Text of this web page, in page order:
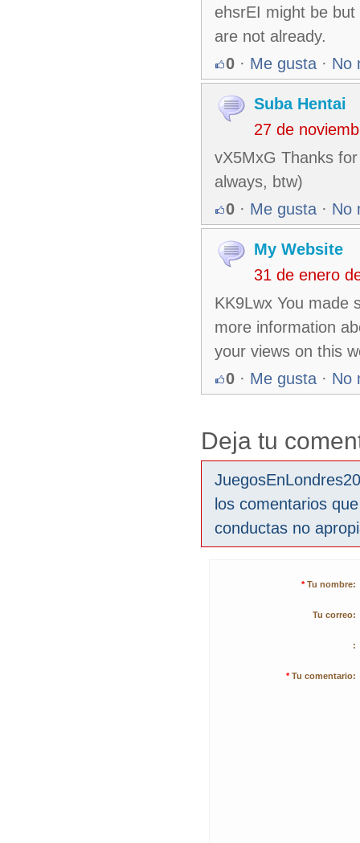
ehsrEI might be
are not already.
0 · Me gusta · No
Suba Hentai
27 de
vX5MxG Thanks
always, btw)
0 · Me gusta · No
My Website
31 de enero
KK9Lwx You made
more information
your views on this
0 · Me gusta · No
Deja tu
los comentarios
conductas no
* Tu nombre:
Tu correo:
:
* Tu comentario: